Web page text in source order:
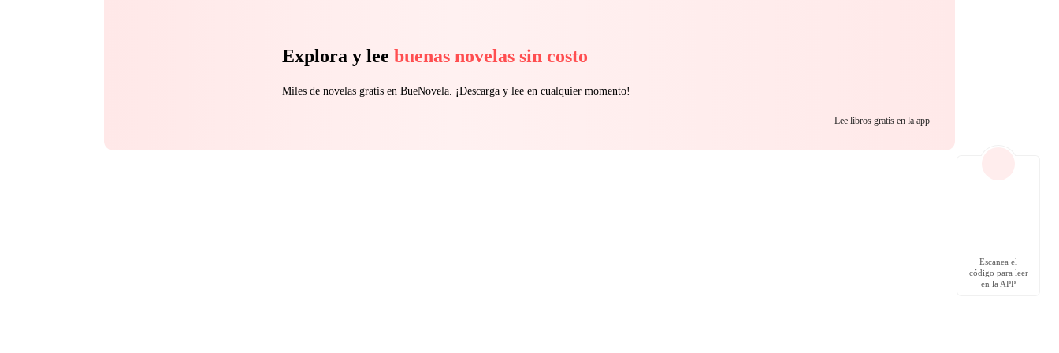
Explora y lee buenas novelas sin costo
Miles de novelas gratis en BueNovela. ¡Descarga y lee en cualquier momento!
Lee libros gratis en la app
Escanea el
código para leer
en la APP